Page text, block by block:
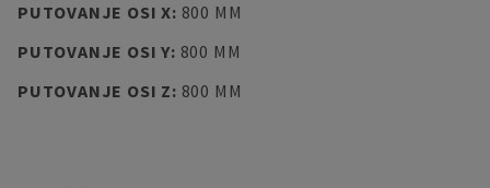
PUTOVANJE OSI X: 800 MM
PUTOVANJE OSI Y: 800 MM
PUTOVANJE OSI Z: 800 MM